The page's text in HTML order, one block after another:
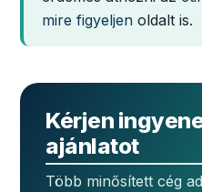
mire figyeljen oldalt is.
Kérjen
ajánlatot
Több minősített cég